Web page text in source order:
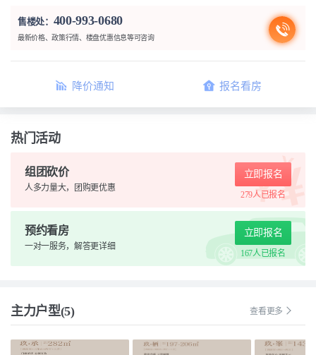
售楼处： 400-993-0680
最新价格、政策行情、楼盘优惠信息等可咨询
降价通知 报名看房
热门活动
组团砍价
人多力量大，团购更优惠
立即报名
279人已报名
预约看房
一对一服务，解答更详细
立即报名
167人已报名
主力户型(5) 查看更多